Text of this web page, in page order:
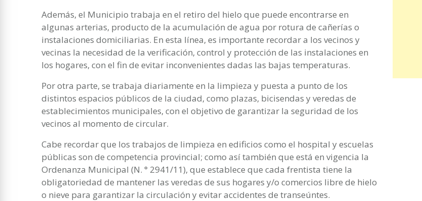
Además, el Municipio trabaja en el retiro del hielo que puede encontrarse en
algunas arterias, producto de la acumulación de agua por rotura de cañerías o
instalaciones domiciliarias. En esta línea, es importante recordar a los vecinos y
vecinas la necesidad de la verificación, control y protección de las instalaciones en
los hogares, con el fin de evitar inconvenientes dadas las bajas temperaturas.
Por otra parte, se trabaja diariamente en la limpieza y puesta a punto de los
distintos espacios públicos de la ciudad, como plazas, bicisendas y veredas de
establecimientos municipales, con el objetivo de garantizar la seguridad de los
vecinos al momento de circular.
Cabe recordar que los trabajos de limpieza en edificios como el hospital y escuelas
públicas son de competencia provincial; como así también que está en vigencia la
Ordenanza Municipal (N. ° 2941/11), que establece que cada frentista tiene la
obligatoriedad de mantener las veredas de sus hogares y/o comercios libre de hielo
o nieve para garantizar la circulación y evitar accidentes de transeúntes.